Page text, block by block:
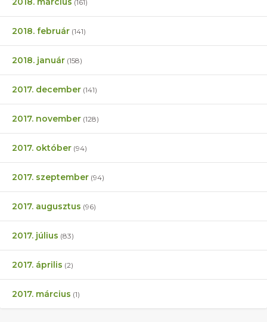
(161)
2018. február (141)
2018. január (158)
2017. december (141)
2017. november (128)
2017. október (94)
2017. szeptember (94)
2017. augusztus (96)
2017. július (83)
2017. április (2)
2017. március (1)